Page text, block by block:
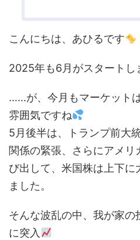
こんにちは、あひるです
2025年も6月がスタートし
……が、今月もマーケット
雰囲気ですね
5月後半は、トランプ前大
関係の緊張、さらにアメ
び出して、米国株は上下に
ました。
そんな波乱の中、我が家の
に突入